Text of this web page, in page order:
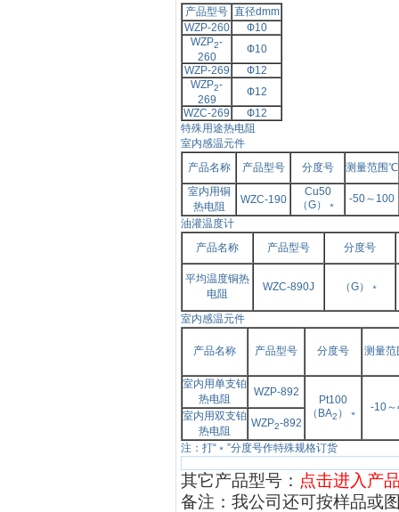
产品型号 直径dmm
WZP-260
Ф10
WZP2-
260
Ф10
WZP-269
Ф12
WZP2-
269
Ф12
WZC-269
Ф12
特殊用途热电阻
室内感温元件
产品名称
产品型号 分度号
测量范围℃
室内用铜
热电阻
WZC-190
Cu50
（G）﹡
-50～ 100
油灌温度计
产品名称
产品型号 分度号
平均温度铜热
电阻
WZC-890J （G）﹡
室内感温元件
产品名称 产品型号 分度号 测量
室内用单支铂
热电阻
WZP-892
Pt100
（BA2 ）﹡ -10～
室内用双支铂
热电阻
WZP2-892
注：打“﹡”分度号作特殊规格订货
其它产品型号： 点击进入产
备注：我公司还可按样品或